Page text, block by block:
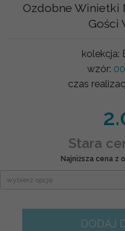
Ozdobne Winietki
Gości
kolekcja:
wzór:
czas
Stara
Najniższa cena z
DODAJ